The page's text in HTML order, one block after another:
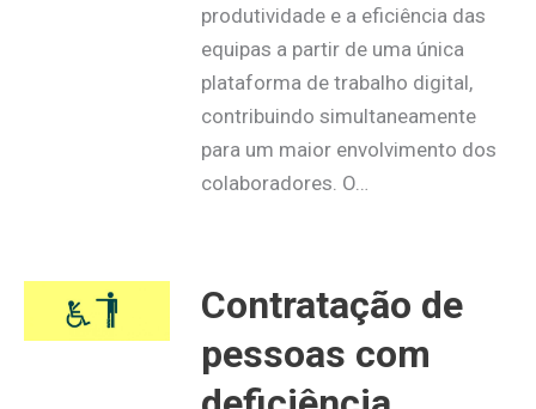
produtividade e a eficiência das
equipas a partir de uma única
plataforma de trabalho digital,
contribuindo simultaneamente
para um maior envolvimento dos
colaboradores. O…
Contratação de
pessoas com